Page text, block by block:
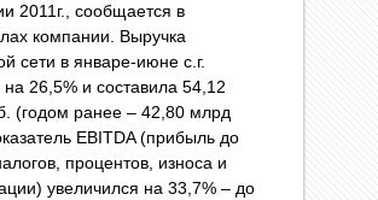
2011г., сообщается в
компании. Выручка
сети в январе-июне с.г.
26,5% и составила 54,12
(годом ранее – 42,80 млрд
EBITDA (прибыль до
процентов, износа и
увеличился на 33,7% – до